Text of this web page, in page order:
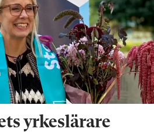
yrkeslärare